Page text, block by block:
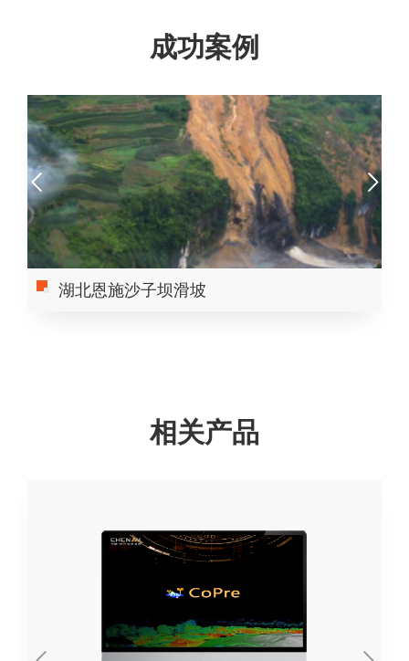
成功案例
湖北恩施沙子坝滑坡
相关产品